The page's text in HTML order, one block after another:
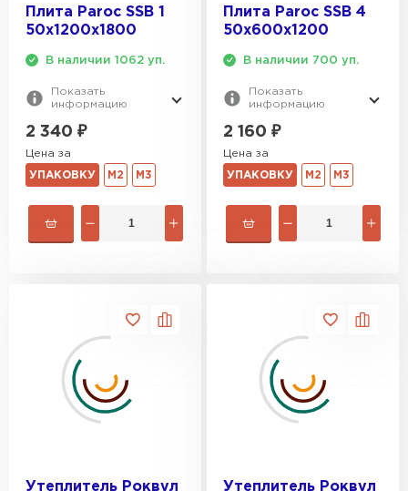
Плита Paroc SSB 1
50х1200х1800
В наличии 1062 уп.
Показать
информацию
2 340 ₽
Цена за
УПАКОВКУ М2 М3
Плита Paroc SSB 4
50х600х1200
В наличии 700 уп.
Показать
информацию
2 160 ₽
Цена за
УПАКОВКУ М2 М3
Утеплитель Роквул Утеплитель Роквул